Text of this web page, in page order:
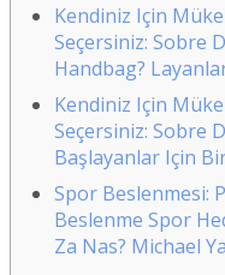
Kendiniz Için
Seçersiniz: Sobre
Handbag?
Kendiniz Için
Seçersiniz: Sobre
Başlayanlar Için
Spor Beslenmesi:
Beslenme Spor
Za Nas? Michael